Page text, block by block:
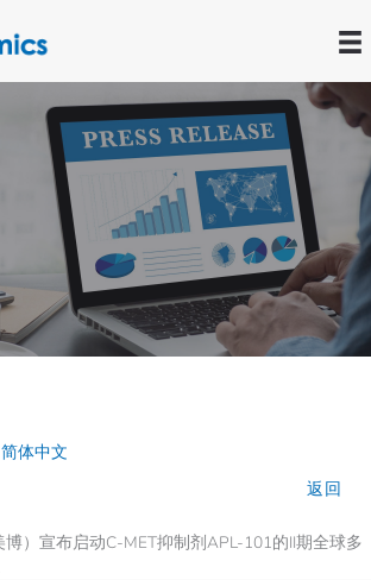
简体中文
返回
博）宣布启动C-MET抑制剂APL-101的II期全球多